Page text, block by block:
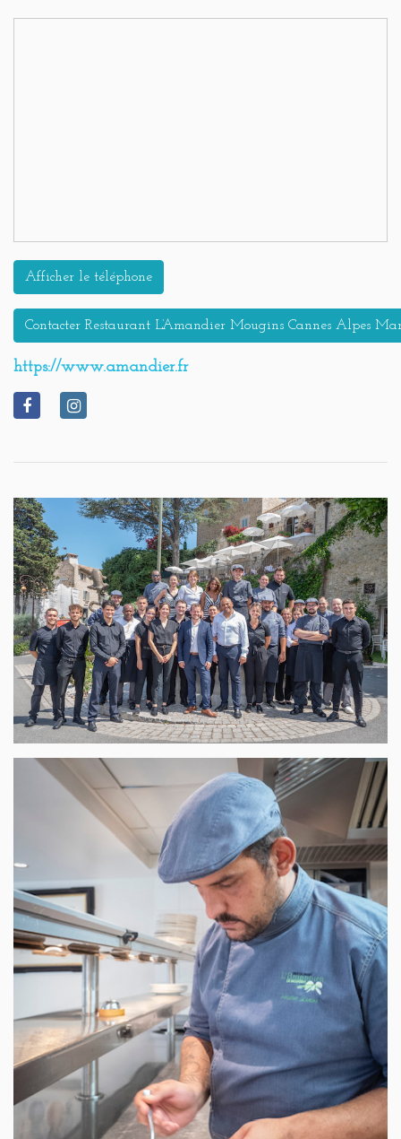
Afficher le téléphone
Contacter Restaurant L’Amandier Mougins Cannes Alpes
https://www.amandier.fr